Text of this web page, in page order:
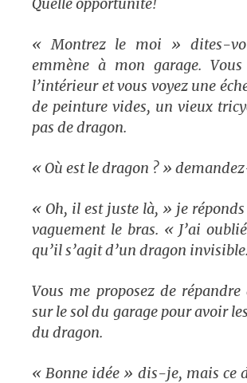
« Montrez le moi » dites-
emmène à mon garage.
l’intérieur et vous voyez une
de peinture vides, un vieux
pas de dragon.
« Où est le dragon ? »
« Oh, il est juste là, » je
vaguement le bras. « J’ai
qu’il s’agit d’un dragon
Vous me proposez de
sur le sol du garage pour avoir
du dragon.
« Bonne idée » dis-je, mais ce